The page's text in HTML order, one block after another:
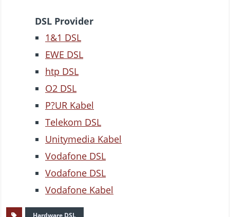
DSL Provider
1&1 DSL
EWE DSL
htp DSL
O2 DSL
P?UR Kabel
Telekom DSL
Unitymedia Kabel
Vodafone DSL
Vodafone DSL
Vodafone Kabel
Hardware DSL